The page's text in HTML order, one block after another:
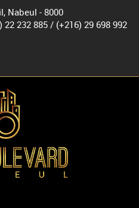
Nabeul - 8000
22 232 885 / (+216) 29 698 992